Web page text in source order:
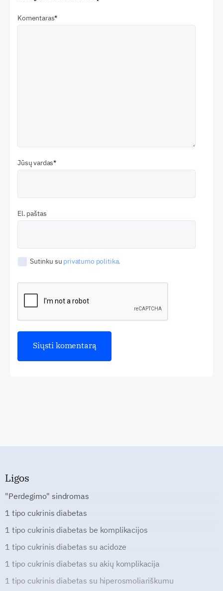
Komentaras
Jūsų vardas
El. paštas
Sutinku su privatumo politika.
Ligos
"Perdegimo" sindromas
1 tipo cukrinis diabetas
1 tipo cukrinis diabetas be komplikacijos
1 tipo cukrinis diabetas su acidoze
1 tipo cukrinis diabetas su akių komplikacija
1 tipo cukrinis diabetas su hiperosmoliariškumu